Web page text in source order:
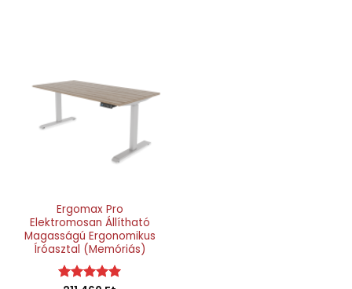
Ergomax Pro
Elektromosan Állítható
Magasságú Ergonomikus
Íróasztal (Memóriás)